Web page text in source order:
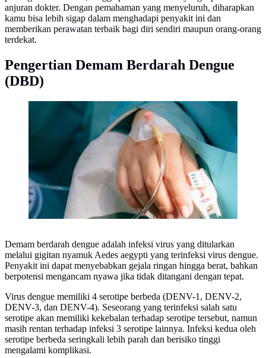
anjuran dokter. Dengan pemahaman yang menyeluruh, diharapkan
kamu bisa lebih sigap dalam menghadapi penyakit ini dan
memberikan perawatan terbaik bagi diri sendiri maupun orang-orang
terdekat.
Pengertian Demam Berdarah Dengue
(DBD)
Ilustrasi Demam Berdarah Credit: pexels.com/Anna
Demam berdarah dengue adalah infeksi virus yang ditularkan
melalui gigitan nyamuk Aedes aegypti yang terinfeksi virus dengue.
Penyakit ini dapat menyebabkan gejala ringan hingga berat, bahkan
berpotensi mengancam nyawa jika tidak ditangani dengan tepat.
Virus dengue memiliki 4 serotipe berbeda (DENV-1, DENV-2,
DENV-3, dan DENV-4). Seseorang yang terinfeksi salah satu
serotipe akan memiliki kekebalan terhadap serotipe tersebut, namun
masih rentan terhadap infeksi 3 serotipe lainnya. Infeksi kedua oleh
serotipe berbeda seringkali lebih parah dan berisiko tinggi
mengalami komplikasi.